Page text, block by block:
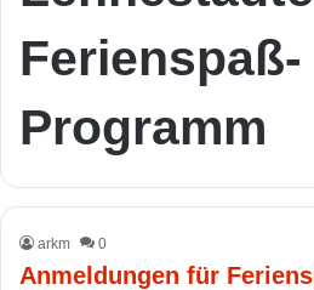
Ferienspaß-
Programm
arkm 0
Anmeldungen für